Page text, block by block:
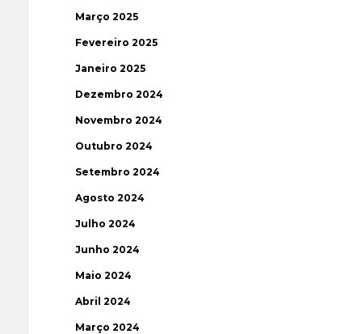
Março 2025
Fevereiro 2025
Janeiro 2025
Dezembro 2024
Novembro 2024
Outubro 2024
Setembro 2024
Agosto 2024
Julho 2024
Junho 2024
Maio 2024
Abril 2024
Março 2024